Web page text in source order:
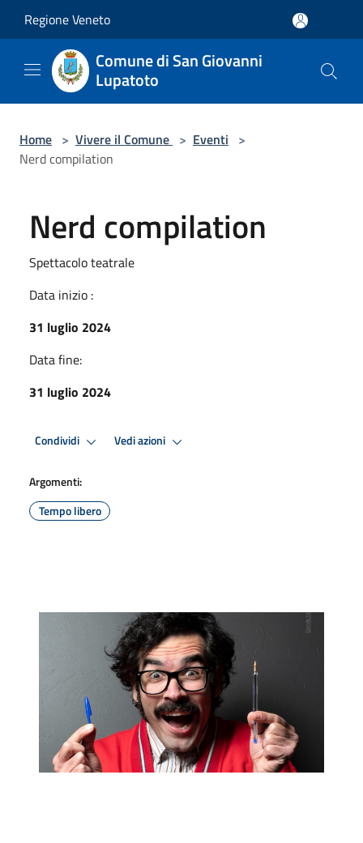
Regione Veneto
Comune di San Giovanni
Lupatoto
Home > Vivere il Comune > Eventi >
Nerd compilation
Nerd compilation
Spettacolo teatrale
Data inizio :
31 luglio 2024
Data fine:
31 luglio 2024
Condividi Vedi azioni
Argomenti:
Tempo libero